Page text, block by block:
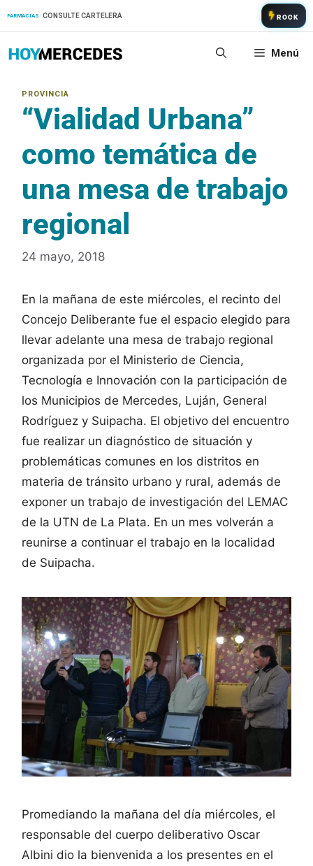
FARMACIAS: CONSULTE CARTELERA ROCK
Menú
“Vialidad Urbana”
como temática de
una mesa de trabajo
regional
24 mayo, 2018
En la mañana de este miércoles, el recinto del
Concejo Deliberante fue el espacio elegido para
llevar adelante una mesa de trabajo regional
organizada por el Ministerio de Ciencia,
Tecnología e Innovación con la participación de
los Municipios de Mercedes, Luján, General
Rodríguez y Suipacha. El objetivo del encuentro
fue realizar un diagnóstico de situación y
problemáticas comunes en los distritos en
materia de tránsito urbano y rural, además de
exponer un trabajo de investigación del LEMAC
de la UTN de La Plata. En un mes volverán a
reunirse a continuar el trabajo en la localidad
de Suipacha.
Promediando la mañana del día miércoles, el
responsable del cuerpo deliberativo Oscar
Albini dio la bienvenida a los presentes en el